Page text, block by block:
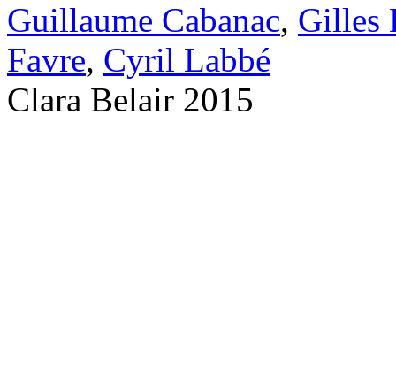
Guillaume Cabanac, Gilles
Favre, Cyril Labbé
Clara Belair 2015